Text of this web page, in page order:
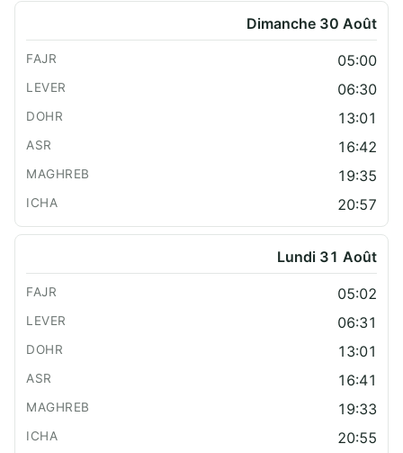
Dimanche 30 Août
05:00
06:30
13:01
16:42
19:35
20:57
Lundi 31 Août
05:02
06:31
13:01
16:41
19:33
20:55